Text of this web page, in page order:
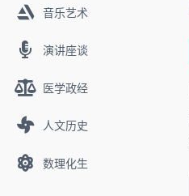
音乐艺术
演讲座谈
医学政经
人文历史
数理化生